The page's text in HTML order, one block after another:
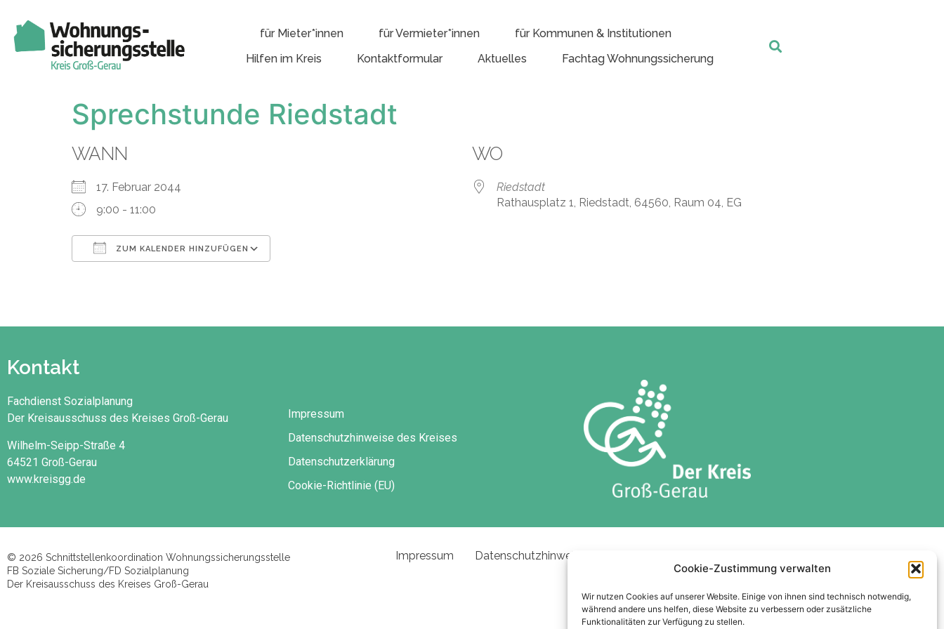
Cookie-Zustimmung verwalten
Wir nutzen Cookies auf unserer Website. Einige von ihnen sind technisch notwendig,
während andere uns helfen, diese Website zu verbessern oder zusätzliche
Funktionalitäten zur Verfügung zu stellen.
für Mieter*innen für Vermieter*innen
für Kommunen & Institutionen
Hilfen im Kreis
Kontaktformular Aktuelles Fachtag Wohnungssicherung
Sprechstunde Riedstadt
WANN
17. Februar 2044
9:00 - 11:00
ZUM KALENDER HINZUFÜGEN
WO
Riedstadt
Rathausplatz 1, Riedstadt, 64560, Raum 04, EG
Kontakt
Fachdienst Sozialplanung
Der Kreisausschuss des Kreises Groß-Gerau
Wilhelm-Seipp-Straße 4
64521 Groß-Gerau
www.kreisgg.de
Impressum
Datenschutzhinweise des Kreises
Datenschutzerklärung
Cookie-Richtlinie (EU)
© 2026 Schnittstellenkoordination Wohnungssicherungsstelle
FB Soziale Sicherung/FD Sozialplanung
Der Kreisausschuss des Kreises Groß-Gerau
Impressum Datenschutzhinweise des Kreises